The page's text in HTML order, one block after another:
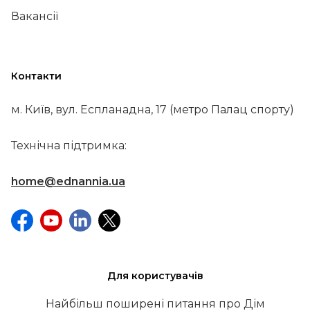
Вакансії
Контакти
м. Київ, вул. Еспланадна, 17 (метро Палац спорту)
Технічна підтримка:
home@ednannia.ua
Для користувачів
Найбільш поширені питання про Дім